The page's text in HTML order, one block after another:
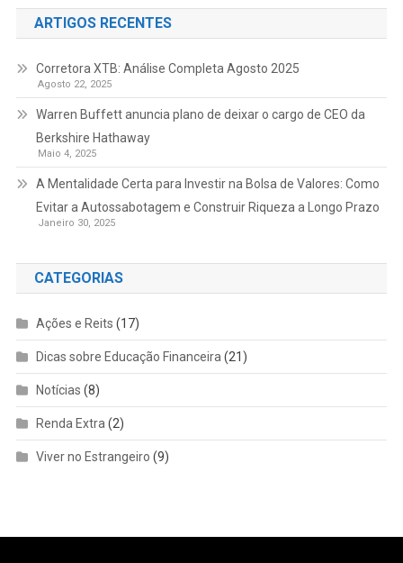
ARTIGOS RECENTES
Corretora XTB: Análise Completa Agosto 2025
Agosto 22, 2025
Warren Buffett anuncia plano de deixar o cargo de CEO da
Berkshire Hathaway
Maio 4, 2025
A Mentalidade Certa para Investir na Bolsa de Valores: Como
Evitar a Autossabotagem e Construir Riqueza a Longo Prazo
Janeiro 30, 2025
CATEGORIAS
Ações e Reits (17)
Dicas sobre Educação Financeira (21)
Notícias (8)
Renda Extra (2)
Viver no Estrangeiro (9)